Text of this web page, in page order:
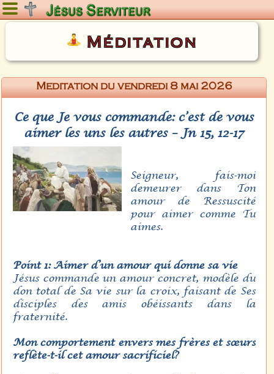
Jeudi 6 août 2026
Méditation
Meditation du vendredi 8 mai 2026
Ce que Je vous commande: c’est de vous
aimer les uns les autres – Jn 15, 12-17
Seigneur, fais-moi
demeurer dans Ton
amour de Ressuscité
pour aimer comme Tu
aimes.
Point 1: Aimer d’un amour qui donne sa vie
Jésus commande un amour concret, modèle du
don total de Sa vie sur la croix, faisant de Ses
disciples des amis obéissants dans la
fraternité.
Mon comportement envers mes frères et sœurs
reflète-t-il cet amour sacrificiel?